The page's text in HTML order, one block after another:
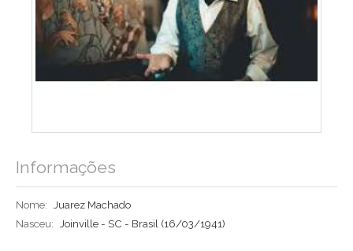
Informações
Nome: Juarez Machado
Nasceu: Joinville - SC - Brasil (16/03/1941)